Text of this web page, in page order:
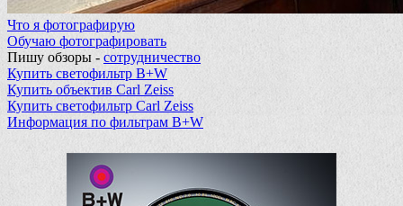
Что я фотографирую
Обучаю фотографировать
Пишу обзоры - сотрудничество
Купить светофильтр B+W
Купить объектив Carl Zeiss
Купить светофильтр Carl Zeiss
Информация по фильтрам B+W